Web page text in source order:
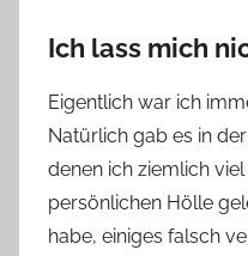
Ich lass mich
Eigentlich war ich
Natürlich gab es in
denen ich ziemlich
persönlichen Hölle
habe, einiges falsch